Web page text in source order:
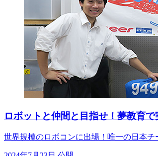
ロボットと仲間と目指せ！夢教育
世界規模のロボコンに出場！唯一の日本チ